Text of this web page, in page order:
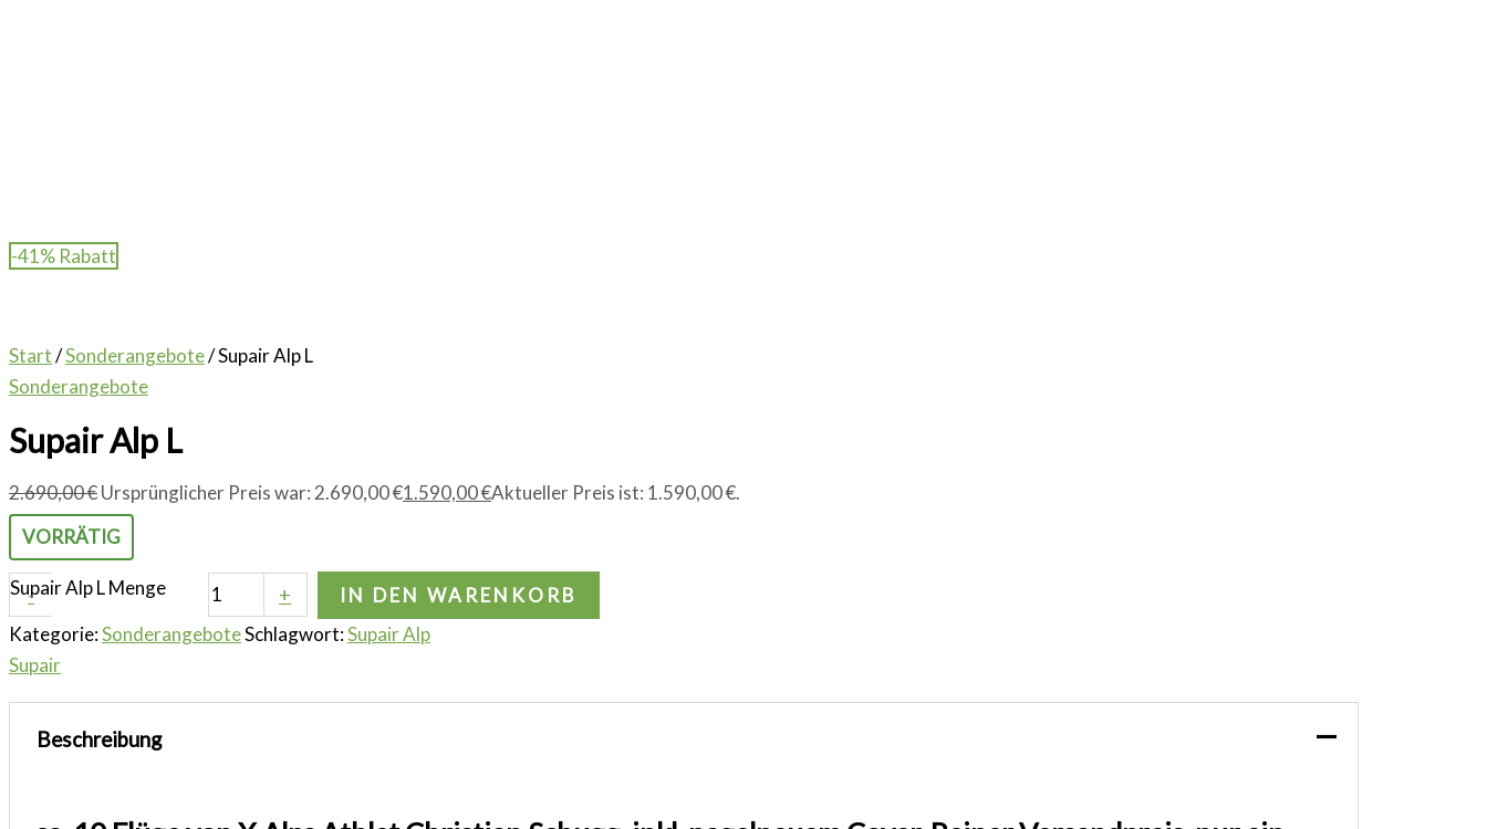
-41% Rabatt
Start/Sonderangebote/ Supair Alp L
Sonderangebote
Supair Alp L
2.690,00€Ursprünglicher Preis war: 2.690,00 €1.590,00€Aktueller Preis ist: 1.590,00 €.
VORRÄTIG
-
Supair Alp L Menge +
IN DEN WARENKORB
Kategorie:SonderangeboteSchlagwort:Supair Alp
Supair
Beschreibung